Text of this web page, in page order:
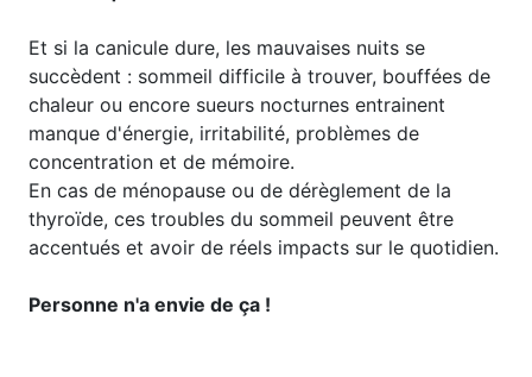
Et si la canicule dure, les mauvaises nuits se
succèdent : sommeil difficile à trouver, bouffées de
chaleur ou encore sueurs nocturnes entrainent
manque d'énergie, irritabilité, problèmes de
concentration et de mémoire.
En cas de ménopause ou de dérèglement de la
thyroïde, ces troubles du sommeil peuvent être
accentués et avoir de réels impacts sur le quotidien.
Personne n'a envie de ça !